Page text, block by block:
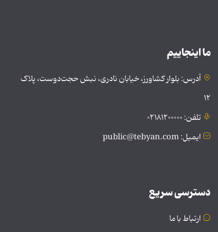
ما اینجاییم
آدرس: بلوار کشاورز، خیابان نادری، نبش حجت‌دوست، پلاک
۱۲
تلفن: ۰۲۱۸۱۲۰۰۰۰۰
ایمیل: public@tebyan.com
دسترسی سریع
ارتباط با ما